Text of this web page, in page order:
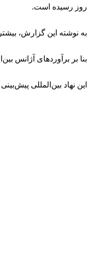
روز رسیده است.
به نوشته این گزارش،
بنا بر برآوردهای آژانس بین‌المللی انرژی، ایران در سال ۲۰۲۳ بالغ بر
این نهاد بین‌المللی پیش‌بینی کرده است که